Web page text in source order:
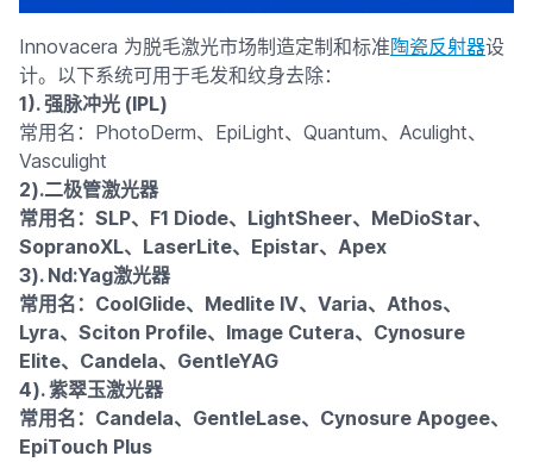
Innovacera 为脱毛激光市场制造定制和标准陶瓷反射器设
计。以下系统可用于毛发和纹身去除：
1). 强脉冲光 (IPL)
常用名：PhotoDerm、EpiLight、Quantum、Aculight、
Vasculight
2).二极管激光器
常用名：SLP、F1 Diode、LightSheer、MeDioStar、
SopranoXL、LaserLite、Epistar、Apex
3). Nd:Yag激光器
常用名：CoolGlide、Medlite IV、Varia、Athos、
Lyra、Sciton Profile、Image Cutera、Cynosure
Elite、Candela、GentleYAG
4). 紫翠玉激光器
常用名：Candela、GentleLase、Cynosure Apogee、
EpiTouch Plus